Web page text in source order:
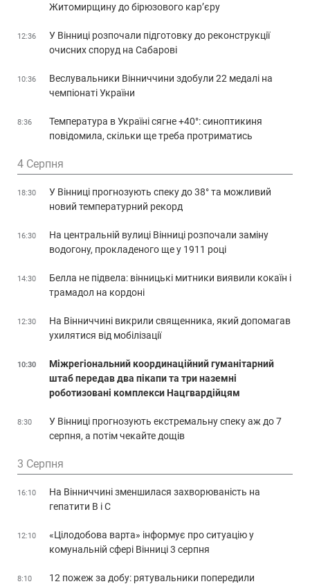
Житомирщину до бірюзового кар’єру
12:36
У Вінниці розпочали підготовку до реконструкції
очисних споруд на Сабарові
10:36
Веслувальники Вінниччини здобули 22 медалі на
чемпіонаті України
8:36
Температура в Україні сягне +40°: синоптикиня
повідомила, скільки ще треба протриматись
4 Серпня
18:30
У Вінниці прогнозують спеку до 38° та можливий
новий температурний рекорд
16:30
На центральній вулиці Вінниці розпочали заміну
водогону, прокладеного ще у 1911 році
14:30
Белла не підвела: вінницькі митники виявили кокаїн і
трамадол на кордоні
12:30
На Вінниччині викрили священника, який допомагав
ухилятися від мобілізації
10:30
Міжрегіональний координаційний гуманітарний
штаб передав два пікапи та три наземні
роботизовані комплекси Нацгвардійцям
8:30
У Вінниці прогнозують екстремальну спеку аж до 7
серпня, а потім чекайте дощів
3 Серпня
16:10
На Вінниччині зменшилася захворюваність на
гепатити В і С
12:10
«Цілодобова варта» інформує про ситуацію у
комунальній сфері Вінниці 3 серпня
8:10
12 пожеж за добу: рятувальники попередили